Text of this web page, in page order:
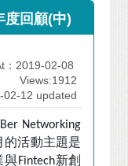
度回顧(中)
：2019-02-08
Views:1912
02-12 updated
Networking
的活動主題是
與Fintech新創